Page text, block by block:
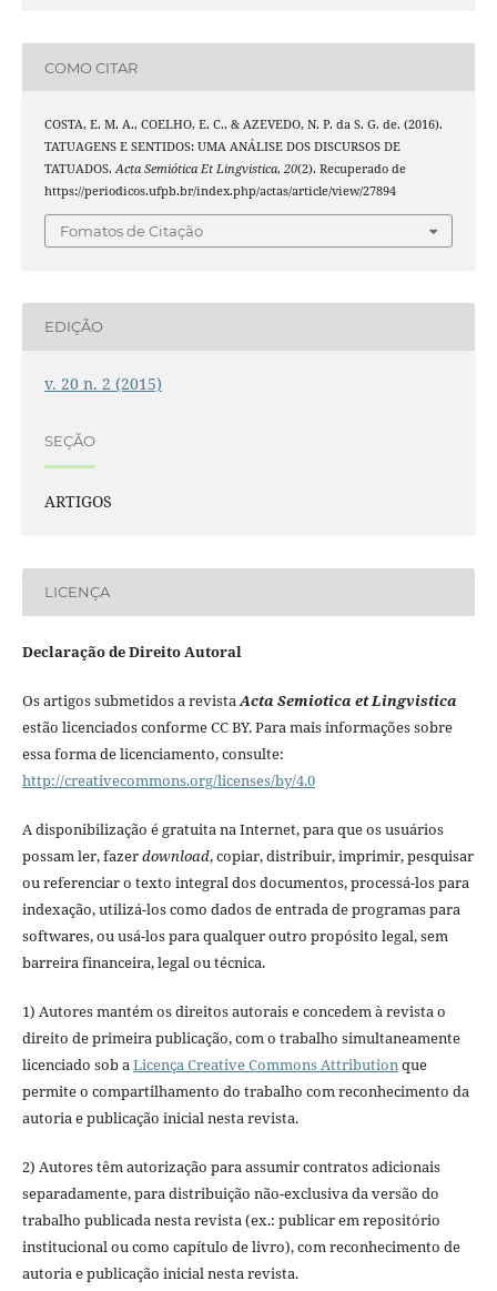
COMO CITAR
COSTA, E. M. A., COELHO, E. C., & AZEVEDO, N. P. da S. G. de. (2016).
TATUAGENS E SENTIDOS: UMA ANÁLISE DOS DISCURSOS DE
TATUADOS.Acta Semiótica Et Lingvistica, 20(2). Recuperado de
https://periodicos.ufpb.br/index.php/actas/article/view/27894
Fomatos de Citação
EDIÇÃO
v. 20 n. 2 (2015)
SEÇÃO
ARTIGOS
LICENÇA
Declaração de Direito Autoral
Os artigos submetidos a revistaActa Semiotica et Lingvistica
estão licenciados conforme CC BY. Para mais informações sobre
essa forma de licenciamento, consulte:
http://creativecommons.org/licenses/by/4.0
A disponibilização é gratuita na Internet, para que os usuários
possam ler, fazerdownload, copiar, distribuir, imprimir, pesquisar
ou referenciar o texto integral dos documentos, processá-los para
indexação, utilizá-los como dados de entrada de programas para
softwares, ou usá-los para qualquer outro propósito legal, sem
barreira financeira, legal ou técnica.
1) Autores mantém os direitos autorais e concedem à revista o
direito de primeira publicação, com o trabalho simultaneamente
licenciado sob aLicença Creative Commons Attributionque
permite o compartilhamento do trabalho com reconhecimento da
autoria e publicação inicial nesta revista.
2) Autores têm autorização para assumir contratos adicionais
separadamente, para distribuição não-exclusiva da versão do
trabalho publicada nesta revista (ex.: publicar em repositório
institucional ou como capítulo de livro), com reconhecimento de
autoria e publicação inicial nesta revista.